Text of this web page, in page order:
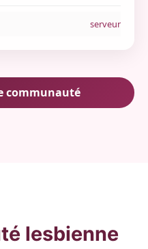
serveur
communauté
lesbienne